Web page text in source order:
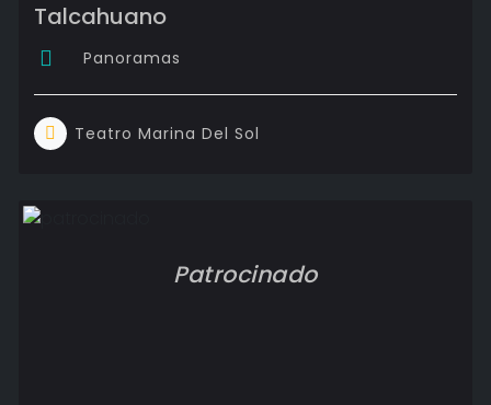
Talcahuano
Panoramas
Teatro Marina Del Sol
Patrocinado